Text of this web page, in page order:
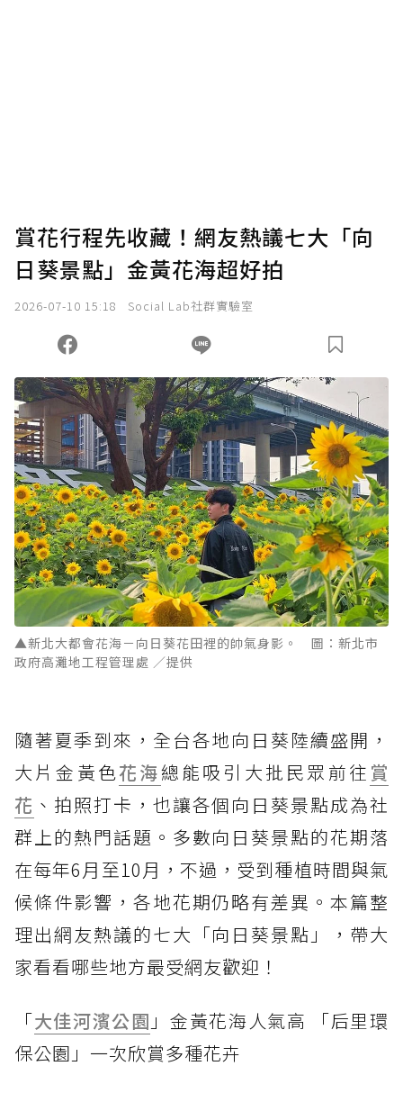
賞花行程先收藏！網友熱議七大「向
日葵景點」金黃花海超好拍
2026-07-10 15:18 Social Lab社群實驗室
▲新北大都會花海－向日葵花田裡的帥氣身影。 圖：新北市
政府高灘地工程管理處 ／提供
隨著夏季到來，全台各地向日葵陸續盛開，
大片金黃色花海總能吸引大批民眾前往 賞
花 、拍照打卡，也讓各個向日葵景點成為社
群上的熱門話題。多數向日葵景點的花期落
在每年6月至10月，不過，受到種植時間與氣
候條件影響，各地花期仍略有差異。本篇整
理出網友熱議的七大「向日葵景點」，帶大
家看看哪些地方最受網友歡迎！
「大佳河濱公園 」金黃花海人氣高 「后里環
保公園」一次欣賞多種花卉